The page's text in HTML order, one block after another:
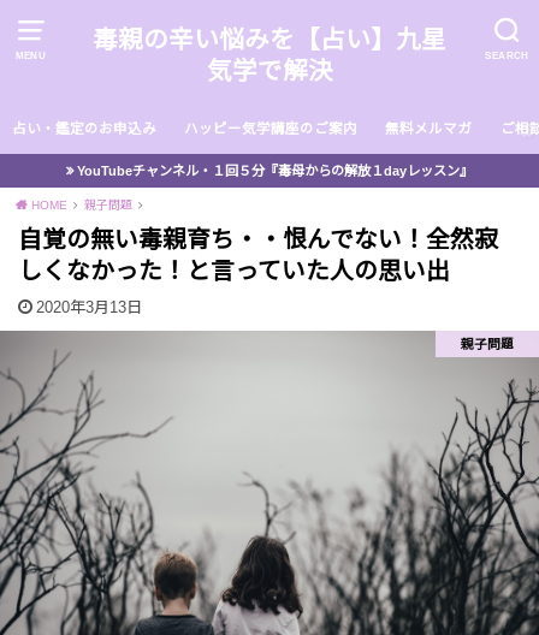
MENU SEARCH
毒親の辛い悩みを【占い】九星
気学で解決
占い・鑑定のお申込み ハッピー気学講座のご案内 無料メルマガ ご相
YouTubeチャンネル・１回５分『毒母からの解放１dayレッスン』
HOME 親子問題
自覚の無い毒親育ち・・恨んでない！全然寂
しくなかった！と言っていた人の思い出
2020年3月13日
親子問題